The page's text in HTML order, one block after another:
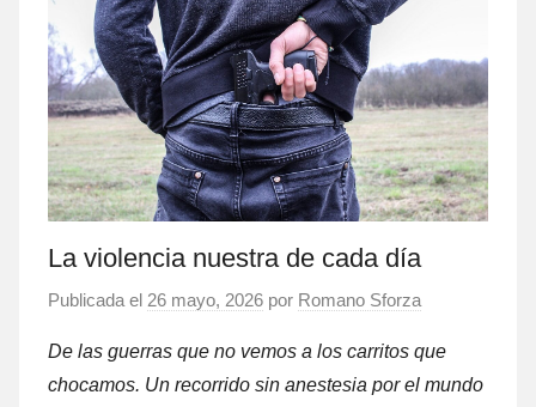
La violencia nuestra de cada día
Publicada el 26 mayo, 2026 por Romano Sforza
De las guerras que no vemos a los carritos que
chocamos. Un recorrido sin anestesia por el mundo